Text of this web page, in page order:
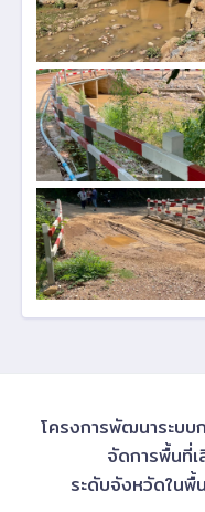
โครงการพัฒนาระบบ
จัดการพื้นที่
ระดับจังหวัดในพื้